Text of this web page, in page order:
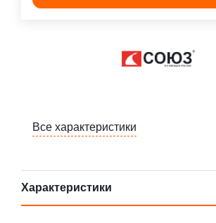
Все характеристики
Характеристики